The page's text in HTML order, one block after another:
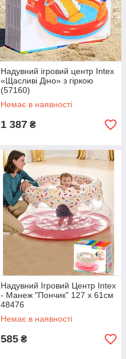
Надувний ігровий центр Intex
«Щасливі Діно» з гіркою
(57160)
Немає в наявності
1 387 ₴
Надувний Ігровий Центр Intex
- Манеж "Пончик" 127 х 61см
48476
Немає в наявності
585 ₴